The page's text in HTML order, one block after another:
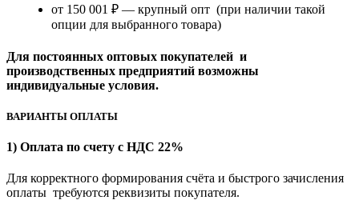
от 150 001 ₽ — крупный опт (при наличии такой
опции для выбранного товара)
Для постоянных оптовых покупателей и
производственных предприятий возможны
индивидуальные условия.
ВАРИАНТЫ ОПЛАТЫ
1) Оплата по счету с НДС 22%
Для корректного формирования счёта и быстрого зачисления
оплаты требуются реквизиты покупателя.